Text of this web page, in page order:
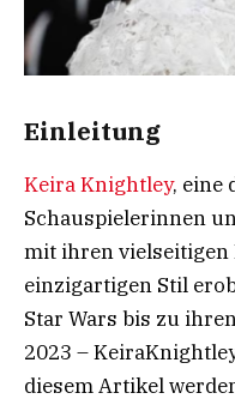
Einleitung
Keira Knightley, eine
Schauspielerinnen
mit ihren vielseitigen
einzigartigen Stil
Star Wars bis zu
2023 –
diesem Artikel